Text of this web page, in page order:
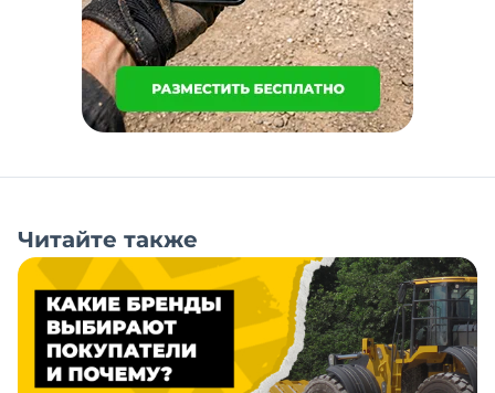
Читайте также